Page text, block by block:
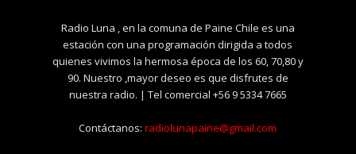
Radio Luna , en la comuna de Paine Chile es una
estación con una programación dirigida a todos
quienes vivimos la hermosa época de los 60, 70,80 y
90. Nuestro ,mayor deseo es que disfrutes de
nuestra radio. | Tel comercial +56 9 5334 7665
Contáctanos:radiolunapaine@gmail.com